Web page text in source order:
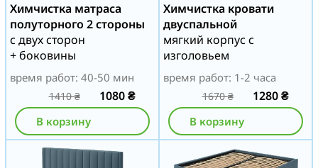
Химчистка матраса
полуторного 2 стороны
с двух сторон
+ боковины
время работ: 40-50 мин
1410₴ 1080₴
В корзину
Химчистка кровати
двуспальной
мягкий корпус с
изголовьем
время работ: 1-2 часа
1670₴ 1280₴
В корзину